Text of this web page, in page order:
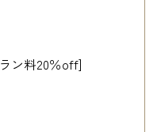
ン料20％off]